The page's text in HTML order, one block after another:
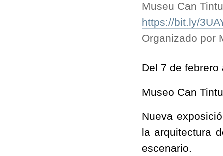
Museu Can
https://bit.ly/
Organizado por
Del 7 de febrero
Museo Can
Nueva
la arquitectura
escenario.